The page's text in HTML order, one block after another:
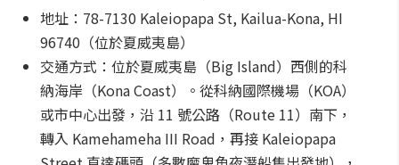
地址：78-7130 Kaleiopapa St, Kailua-Kona, HI
96740（位於夏威夷島）
交通方式：位於夏威夷島（Big Island）西側的科
納海岸（Kona Coast）。從科納國際機場（KOA）
或市中心出發，沿 11 號公路（Route 11）南下，
轉入 Kamehameha III Road，再接 Kaleiopapa